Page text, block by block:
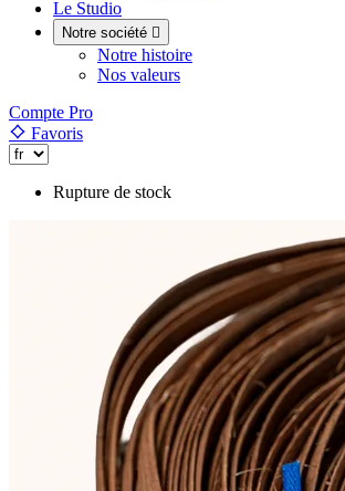
Le Studio
Notre société 
Notre histoire
Nos valeurs
Compte Pro
Favoris
Rupture de stock